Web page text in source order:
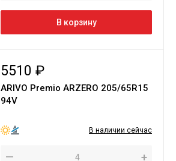
В корзину
5510 ₽
ARIVO Premio ARZERO 205/65R15
94V
В наличии сейчас
— +